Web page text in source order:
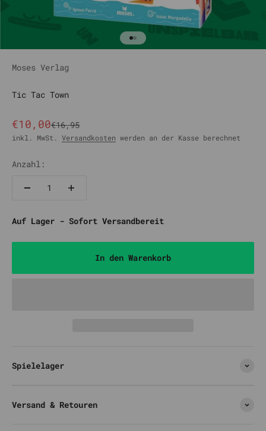
Gehe zu Element 1
Gehe zu Element 2
Moses Verlag
Tic Tac Town
Angebot
€10,00Regulärer Preis
€16,95
inkl. MwSt. Versandkosten werden an der Kasse berechnet
Anzahl:
Auf Lager - Sofort Versandbereit
In den Warenkorb
Spielelager
Versand & Retouren